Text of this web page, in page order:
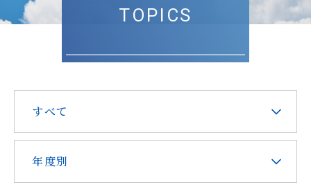
進路・進学
卒業生の皆様へ
在校生・保護者の皆様へ
TOPICS
すべて
年度別